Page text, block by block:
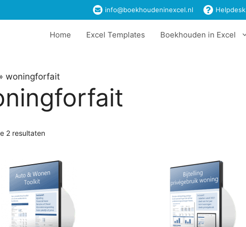
info@boekhoudeninexcel.nl Helpdesk
Home Excel Templates Boekhouden in Excel
woningforfait
2 resultaten